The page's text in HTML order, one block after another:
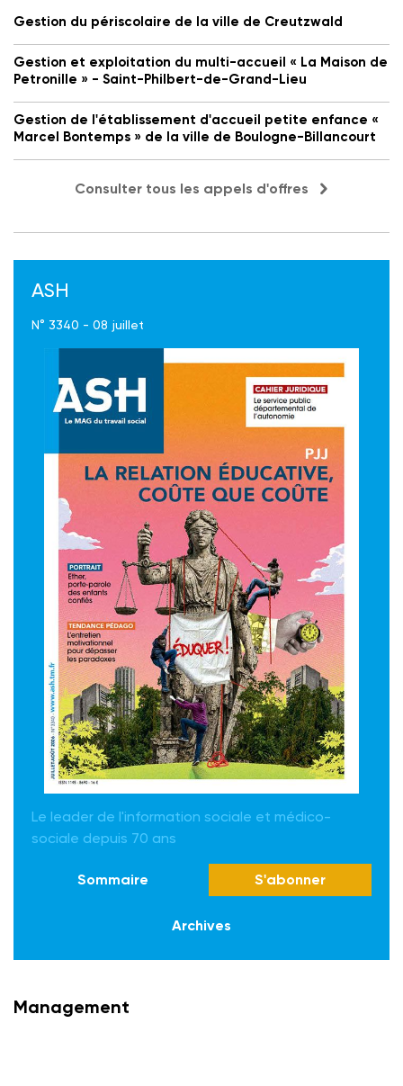
Gestion du périscolaire de la ville de Creutzwald
Gestion et exploitation du multi-accueil « La Maison de
Petronille » - Saint-Philbert-de-Grand-Lieu
Gestion de l'établissement d'accueil petite enfance «
Marcel Bontemps » de la ville de Boulogne-Billancourt
Consulter tous les appels d'offres
ASH
N° 3340 - 08 juillet
Le leader de l'information sociale et médico-
sociale depuis 70 ans
Sommaire S'abonner
Archives
Management